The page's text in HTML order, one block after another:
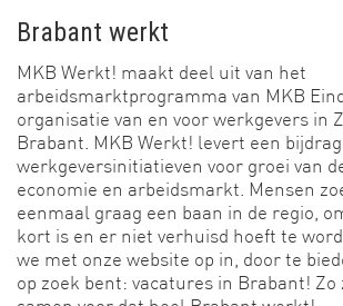
Brabant werkt
MKB Werkt! maakt deel uit van het
arbeidsmarktprogramma van MKB
organisatie van en voor werkgevers in
Brabant. MKB Werkt! levert een
werkgeversinitiatieven voor groei van
economie en arbeidsmarkt. Mensen
eenmaal graag een baan in de regio,
kort is en er niet verhuisd hoeft te
we met onze website op in, door te
op zoek bent: vacatures in Brabant! Zo